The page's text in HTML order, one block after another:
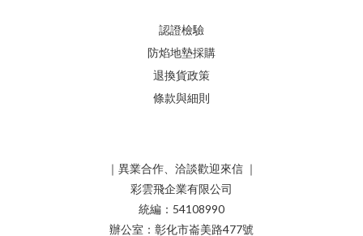
認證檢驗
防焰地墊採購
退換貨政策
條款與細則
｜異業合作、洽談歡迎來信 ｜
彩雲飛企業有限公司
統編：54108990
辦公室：彰化市崙美路477號